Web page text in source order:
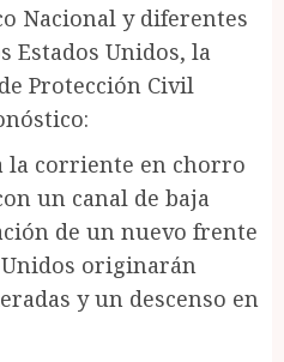
Nacional y diferentes
Estados Unidos, la
Protección Civil
la corriente en chorro
un canal de baja
de un nuevo frente
originarán
y un descenso en